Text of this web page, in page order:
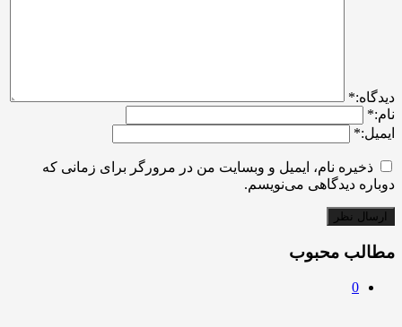
ديدگاه:*
نام:*
ایمیل:*
ذخیره نام، ایمیل و وبسایت من در مرورگر برای زمانی که
دوباره دیدگاهی می‌نویسم.
مطالب محبوب
0